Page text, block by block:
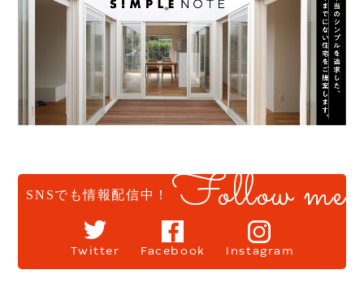
SNSでも情報配信中！ Follow me
Twitter Facebook Instagram